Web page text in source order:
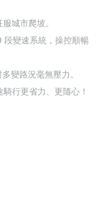
城市爬坡。
段變速系統，操控順暢
變路況毫無壓力。
行更省力、更隨心！